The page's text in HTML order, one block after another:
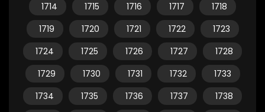
1714
1715 1716 1717
1718
1719
1720 1721 1722
1723
1724
1725 1726 1727
1728
1729
1730 1731 1732
1733
1734
1735 1736 1737
1738